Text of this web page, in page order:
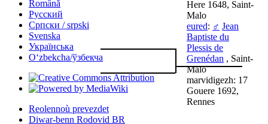
Here 1648, Saint-
Malo
eured: ♂ Jean
Baptiste du
Plessis de
Grenédan , Saint-
Malo
marvidigezh: 17
Gouere 1692,
Rennes
Română
Русский
Српски / srpski
Svenska
Українська
Oʻzbekcha/ўзбекча
Reolennoù prevezdet
Diwar-benn Rodovid BR